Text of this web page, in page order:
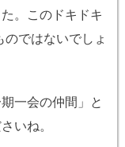
。このドキドキ
ではないでしょ
一会の仲間」と
いね。